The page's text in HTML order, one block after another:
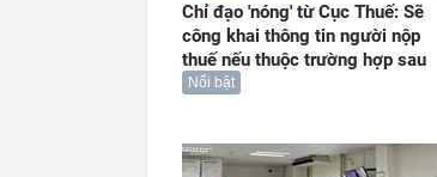
Chỉ đạo 'nóng' từ Cục Thuế: Sẽ
công khai thông tin người nộp
thuế nếu thuộc trường hợp sau
Nổi bật